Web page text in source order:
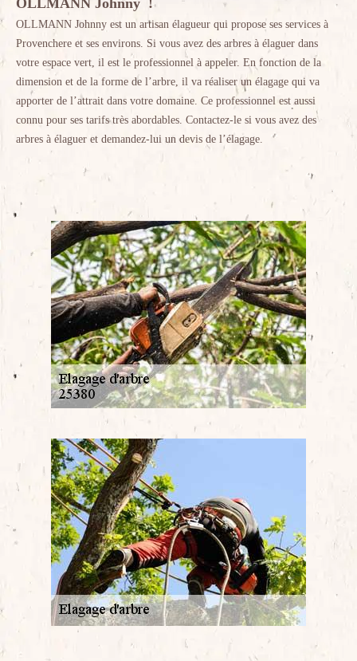
OLLMANN Johnny !
OLLMANN Johnny est un artisan élagueur qui propose ses services à
Provenchere et ses environs. Si vous avez des arbres à élaguer dans
votre espace vert, il est le professionnel à appeler. En fonction de la
dimension et de la forme de l’arbre, il va réaliser un élagage qui va
apporter de l’attrait dans votre domaine. Ce professionnel est aussi
connu pour ses tarifs très abordables. Contactez-le si vous avez des
arbres à élaguer et demandez-lui un devis de l’élagage.